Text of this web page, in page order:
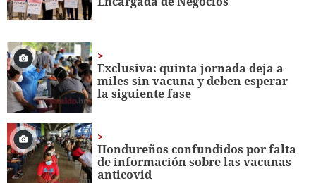
Exclusiva: quinta jornada deja a
miles sin vacuna y deben esperar
la siguiente fase
Hondureños confundidos por falta
de información sobre las vacunas
anticovid